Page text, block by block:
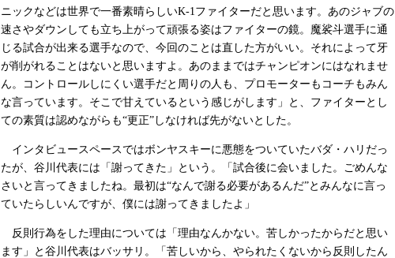
ニックなどは世界で一番素晴らしいK-1ファイターだと思います。あのジャブの
速さやダウンしても立ち上がって頑張る姿はファイターの鏡。魔裟斗選手に通
じる試合が出来る選手なので、今回のことは直した方がいい。それによって牙
が削がれることはないと思いますよ。あのままではチャンピオンにはなれませ
ん。コントロールしにくい選手だと周りの人も、プロモーターもコーチもみん
な言っています。そこで甘えているという感じがします」と、ファイターとし
ての素質は認めながらも“更正”しなければ先がないとした。
インタビュースペースではボンヤスキーに悪態をついていたバダ・ハリだっ
たが、谷川代表には「謝ってきた」という。「試合後に会いました。ごめんな
さいと言ってきましたね。最初は“なんで謝る必要があるんだ”とみんなに言っ
ていたらしいんですが、僕には謝ってきましたよ」
反則行為をした理由については「理由なんかない。苦しかったからだと思い
ます」と谷川代表はバッサリ。「苦しいから、やられたくないから反則したん